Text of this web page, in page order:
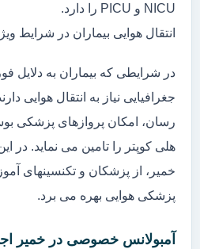
NICU و PICU را دارد.
انتقال هوایی بیماران در شرایط
در شرایطی که بیماران به دلایل
جغرافیایی نیاز به انتقال هوایی
رسان، امکان پروازهای پزشکی
هلی کوپتر را تامین می نماید. در
خمیر، از پزشکان و تکنسینهای
پزشکی هوایی بهره می برد.
آمبولانس خصوصی در خمیر